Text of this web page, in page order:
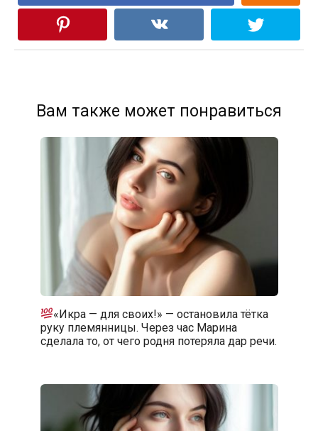
Вам также может понравиться
«Икра — для своих!» — остановила тётка
руку племянницы. Через час Марина
сделала то, от чего родня потеряла дар речи.